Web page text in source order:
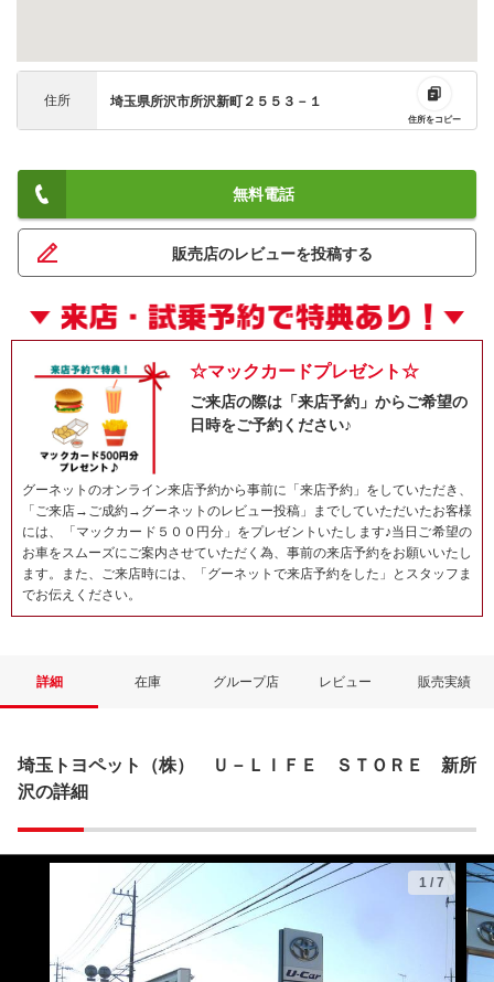
住所 埼玉県所沢市所沢新町２５５３－１
住所をコピー
無料電話
販売店のレビューを投稿する
☆マックカードプレゼント☆
ご来店の際は「来店予約」からご希望の
日時をご予約ください♪
グーネットのオンライン来店予約から事前に「来店予約」をしていただき、
「ご来店→ご成約→グーネットのレビュー投稿」までしていただいたお客様
には、「マックカード５００円分」をプレゼントいたします♪当日ご希望の
お車をスムーズにご案内させていただく為、事前の来店予約をお願いいたし
ます。また、ご来店時には、「グーネットで来店予約をした」とスタッフま
でお伝えください。
詳細 在庫 グループ店 レビュー 販売実績
埼玉トヨペット（株） Ｕ－ＬＩＦＥ ＳＴＯＲＥ 新所
沢の詳細
1 / 7